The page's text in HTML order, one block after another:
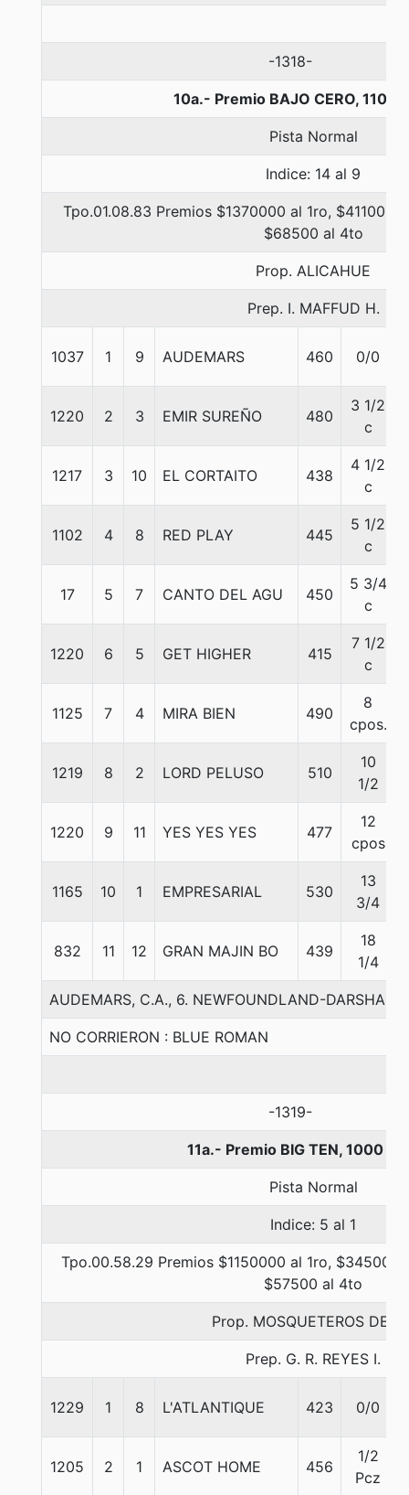
-1318-
10a.- Premio BAJO CERO, 1100
Pista Normal
Indice: 14 al 9
Tpo.01.08.83 Premios $1370000 al 1ro, $411000
$68500 al 4to
Prop. ALICAHUE
Prep. I. MAFFUD H.
1037 1 9 AUDEMARS 460 0/0
1220 2 3 EMIR SUREÑO 480
3 1/2
c
1217 3 10 EL CORTAITO 438
4 1/2
c
1102 4 8 RED PLAY 445
5 1/2
c
17 5 7 CANTO DEL AGU 450
5 3/4
c
1220 6 5 GET HIGHER 415
7 1/2
c
1125 7 4 MIRA BIEN 490
8
cpos.
1219 8 2 LORD PELUSO 510
10
1/2
1220 9 11 YES YES YES 477
12
cpos
1165 10 1 EMPRESARIAL 530
13
3/4
832 11 12 GRAN MAJIN BO 439
18
1/4
AUDEMARS, C.A., 6. NEWFOUNDLAND-
NO CORRIERON : BLUE ROMAN
-1319-
11a.- Premio BIG TEN, 1000
Pista Normal
Indice: 5 al 1
Tpo.00.58.29 Premios $1150000 al 1ro, $345000
$57500 al 4to
Prop. MOSQUETEROS DE
Prep. G. R. REYES I.
1229 1 8 L'ATLANTIQUE 423 0/0
1205 2 1 ASCOT HOME 456
1/2
Pcz